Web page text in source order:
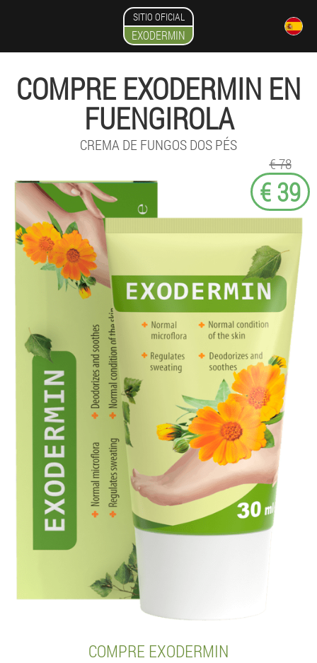
SITIO OFICIAL
EXODERMIN
COMPRE EXODERMIN EN
FUENGIROLA
CREMA DE FUNGOS DOS PÉS
€ 78
€ 39
COMPRE EXODERMIN